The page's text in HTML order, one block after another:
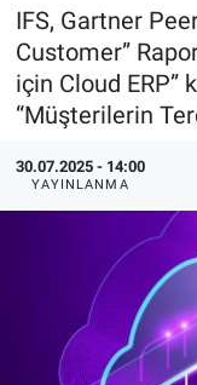
IFS, Gartner
Customer”
için Cloud ERP”
“Müşterilerin
30.07.2025 - 14:00
YAYINLANMA
HaberOrtak
EndüstriST
Endüstri 4.0
Ağır Sanayi